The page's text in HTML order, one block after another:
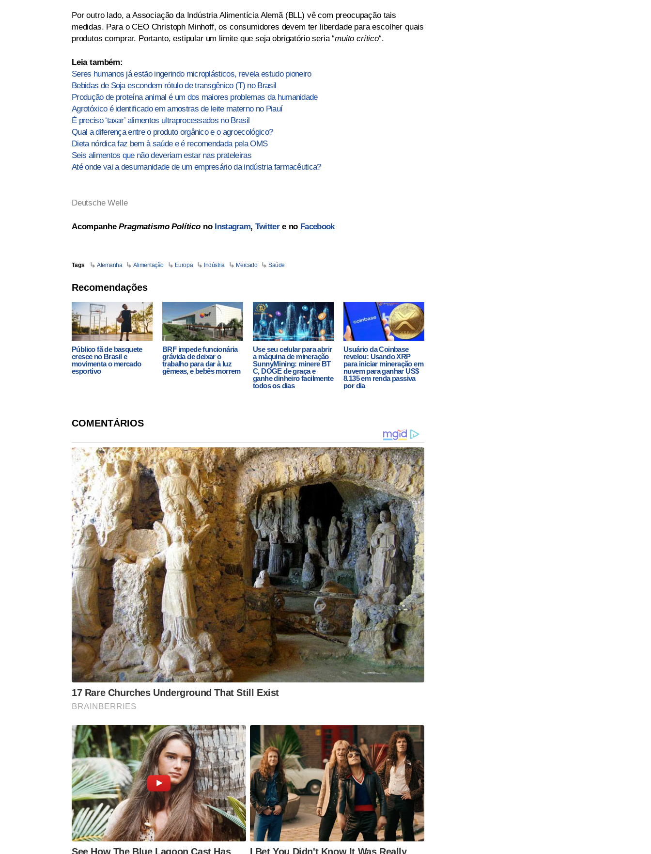
Por outro lado, a Associação da Indústria Alimentícia Alemã (BLL) vê com preocupação tais
medidas. Para o CEO Christoph Minhoff, os consumidores devem ter liberdade para escolher quais
produtos comprar. Portanto, estipular um limite que seja obrigatório seria “muito crítico“.
Leia também:
Seres humanos já estão ingerindo microplásticos, revela estudo pioneiro
Bebidas de Soja escondem rótulo de transgênico (T) no Brasil
Produção de proteína animal é um dos maiores problemas da humanidade
Agrotóxico é identificado em amostras de leite materno no Piauí
É preciso ‘taxar’ alimentos ultraprocessados no Brasil
Qual a diferença entre o produto orgânico e o agroecológico?
Dieta nórdica faz bem à saúde e é recomendada pela OMS
Seis alimentos que não deveriam estar nas prateleiras
Até onde vai a desumanidade de um empresário da indústria farmacêutica?
Deutsche Welle
AcompanhePragmatismo Políticono Instagram, Twittere no Facebook
Tags Alemanha Alimentação Europa Indústria Mercado Saúde
Recomendações
Público fã de basquete
cresce no Brasil e
movimenta o mercado
esportivo
BRF impede funcionária
grávida de deixar o
trabalho para dar à luz
gêmeas, e bebês morrem
Use seu celular para abrir
a máquina de mineração
SunnyMining: minere BT
C, DOGE de graça e
ganhe dinheiro facilmente
todos os dias
Usuário da Coinbase
revelou: Usando XRP
para iniciar mineração em
nuvem para ganhar US$
8.135 em renda passiva
por dia
COMENTÁRIOS